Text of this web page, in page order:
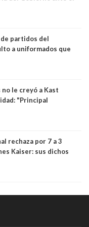
la alternancia en el
partidos del
a uniformados que
no le creyó a Kast
"Principal
y levantar secreto
rechaza por 7 a 3
Kaiser: sus dichos
no es diputado